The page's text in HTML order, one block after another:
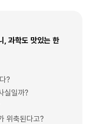
, 과학도 맛있는 한
?
실일까?
위축된다고?